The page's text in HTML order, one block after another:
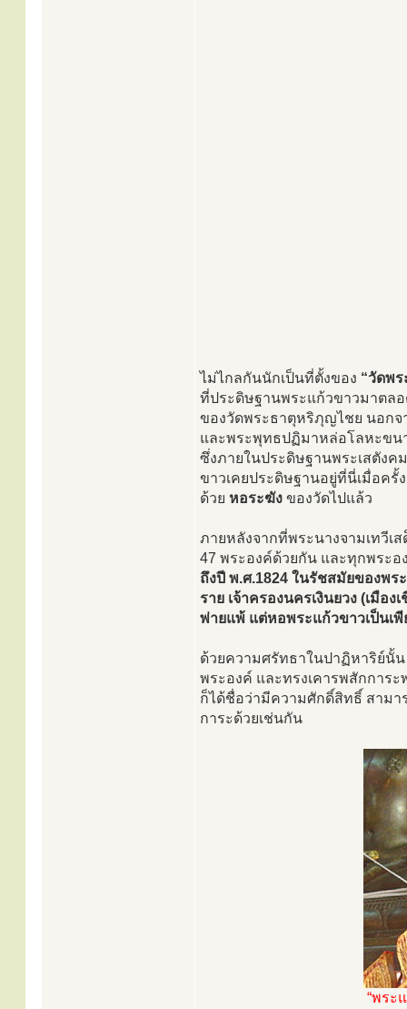
ไม่ไกลกันนักเป็นที่ตั้งของ “วัดพ
ที่ประดิษฐานพระแก้วขาวมาตลอ
ของวัดพระธาตุหริภุญไชย นอกจ
และพระพุทธปฏิมาหล่อโลหะขน
ซึ่งภายในประดิษฐานพระเสตัง
ขาวเคยประดิษฐานอยู่ที่นี่เมื่อค
ด้วย หอระฆัง ของวัดไปแล้ว
ภายหลังจากที่พระนางจามเทวี
47 พระองค์ด้วยกัน และทุกพระ
ถึงปี พ.ศ.1824 ในรัชสมัยของพ
ราย เจ้าครองนครเงินยวง (เมือ
พ่ายแพ้ แต่หอพระแก้วขาวเป็นเ
ด้วยความศรัทธาในปาฏิหาริย์นั้
พระองค์ และทรงเคารพสักการ
ก็ได้ชื่อว่ามีความศักดิ์สิทธิ์ สาม
การะด้วยเช่นกัน
“พระ